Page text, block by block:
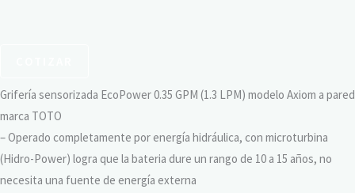
Grifería sensorizada EcoPower 0.35 GPM (1.3 LPM) modelo Axiom a pared
marca TOTO
– Operado completamente por energía hidráulica, con microturbina
(Hidro-Power) logra que la bateria dure un rango de 10 a 15 años, no
necesita una fuente de energía externa